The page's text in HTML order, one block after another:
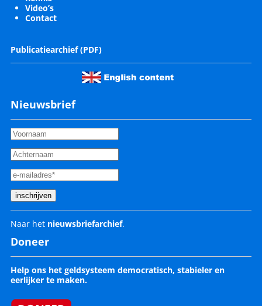
Video’s
Contact
Publicatiearchief (PDF)
Nieuwsbrief
Naar het nieuwsbriefarchief.
Doneer
Help ons het geldsysteem democratisch, stabieler en
eerlijker te maken.